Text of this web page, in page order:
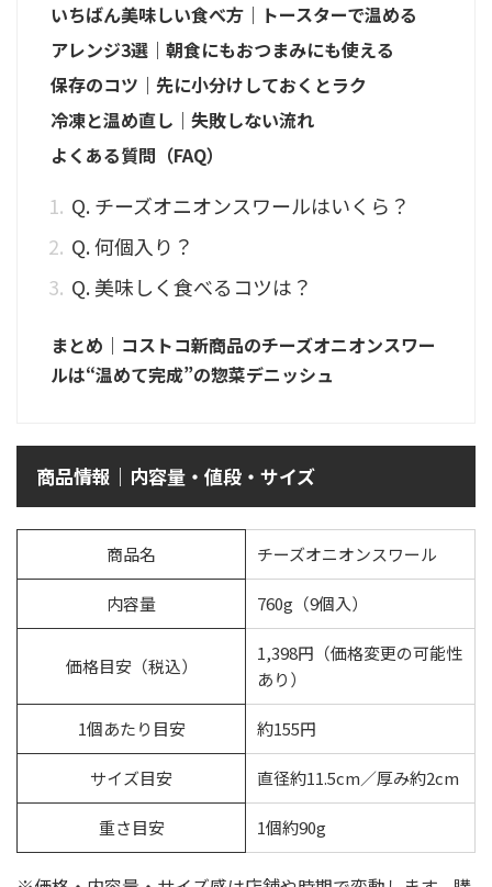
いちばん美味しい食べ方｜トースターで温める
アレンジ3選｜朝食にもおつまみにも使える
保存のコツ｜先に小分けしておくとラク
冷凍と温め直し｜失敗しない流れ
よくある質問（FAQ）
Q. チーズオニオンスワールはいくら？
Q. 何個入り？
Q. 美味しく食べるコツは？
まとめ｜コストコ新商品のチーズオニオンスワー
ルは“温めて完成”の惣菜デニッシュ
商品情報｜内容量・値段・サイズ
商品名 チーズオニオンスワール
内容量 760g（9個入）
価格目安（税込）
1,398円（価格変更の可能性
あり）
1個あたり目安 約155円
サイズ目安 直径約11.5cm／厚み約2cm
重さ目安 1個約90g